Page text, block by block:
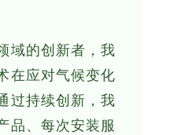
域的创新者，我
在应对气候变化
过持续创新，我
品、每次安装服